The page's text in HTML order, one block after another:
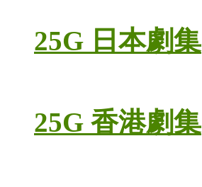
25G 日本劇集
25G 香港劇集